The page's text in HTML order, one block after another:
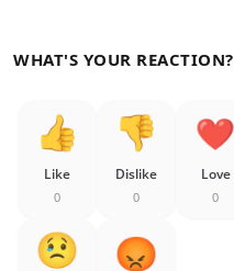
WHAT'S YOUR REACTION?
Like
0
Dislike
0
Love
0